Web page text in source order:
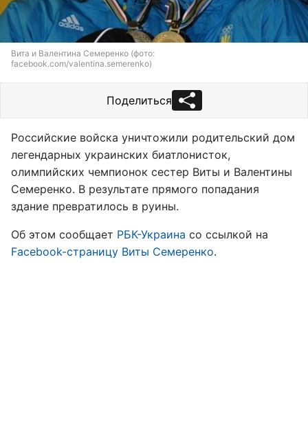
Вита и Валентина Семеренко (фото:
facebook.com/valentina.semerenko)
Поделиться
Российские войска уничтожили родительский дом
легендарных украинских биатлонисток,
олимпийских чемпионок сестер Виты и Валентины
Семеренко. В результате прямого попадания
здание превратилось в руины.
Об этом сообщает РБК-Украина со ссылкой на
Facebook-страницу Виты Семеренко.